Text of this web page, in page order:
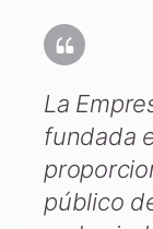
La
fundada
público